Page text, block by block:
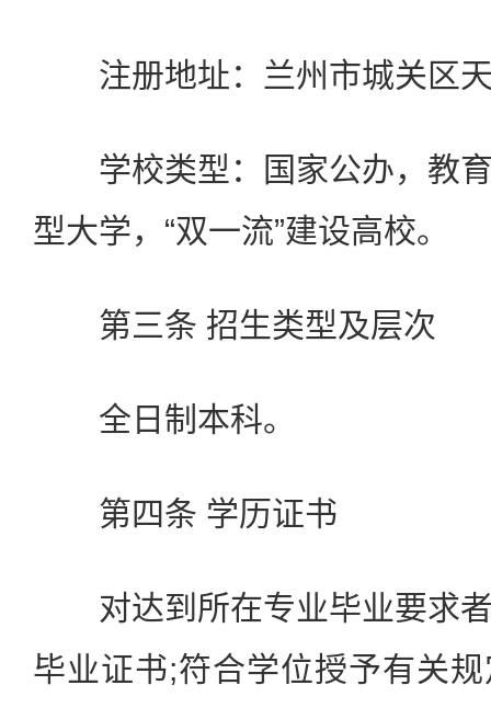
注册地址：兰州市城关区天
学校类型：国家公办，教育
型大学，“双一流”建设高校。
第三条 招生类型及层次
全日制本科。
第四条 学历证书
对达到所在专业毕业要求者
毕业证书;符合学位授予有关